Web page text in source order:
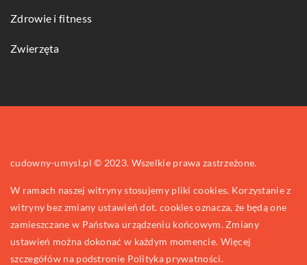
Zdrowie i fitness
Zwierzęta
cudowny-umysl.pl © 2023. Wszelkie prawa zastrzeżone.
W ramach naszej witryny stosujemy pliki cookies. Korzystanie z
witryny bez zmiany ustawień dot. cookies oznacza, że będą one
zamieszczane w Państwa urządzeniu końcowym. Zmiany
ustawień można dokonać w każdym momencie. Więcej
szczegółów na podstronie Polityka prywatności.